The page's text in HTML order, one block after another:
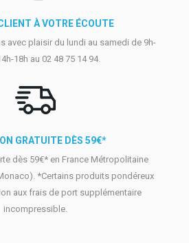
À VOTRE ÉCOUTE
avec plaisir du lundi au samedi de 9h-
18h au 02 48 75 14 94.
GRATUITE DÈS 59€*
dès 59€* en France Métropolitaine
*Certains produits pondéreux
aux frais de port supplémentaire
incompressible.